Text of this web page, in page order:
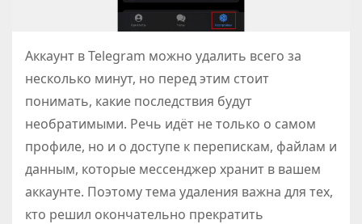
Аккаунт в Telegram можно удалить всего за
несколько минут, но перед этим стоит
понимать, какие последствия будут
необратимыми. Речь идёт не только о самом
профиле, но и о доступе к перепискам, файлам и
данным, которые мессенджер хранит в вашем
аккаунте. Поэтому тема удаления важна для тех,
кто решил окончательно прекратить